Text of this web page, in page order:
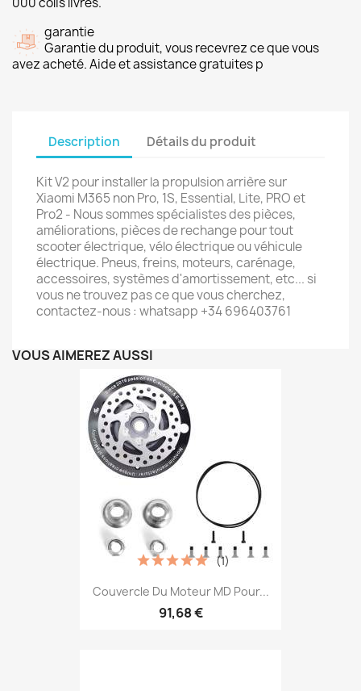
garantie
Garantie du produit, vous recevrez ce que vous
avez acheté. Aide et assistance gratuites p
Description Détails du produit
Kit V2 pour installer la propulsion arrière sur
Xiaomi M365 non Pro, 1S, Essential, Lite, PRO et
Pro2 - Nous sommes spécialistes des pièces,
améliorations, pièces de rechange pour tout
scooter électrique, vélo électrique ou véhicule
électrique. Pneus, freins, moteurs, carénage,
accessoires, systèmes d'amortissement, etc... si
vous ne trouvez pas ce que vous cherchez,
contactez-nous : whatsapp +34 696403761
VOUS AIMEREZ AUSSI
Couvercle Du Moteur MD Pour...
91,68 €
(1)